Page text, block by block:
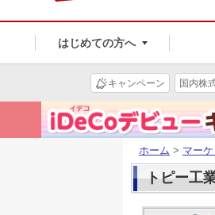
はじめての方へ
キャンペーン 国内株
ホーム > マー
トピー工